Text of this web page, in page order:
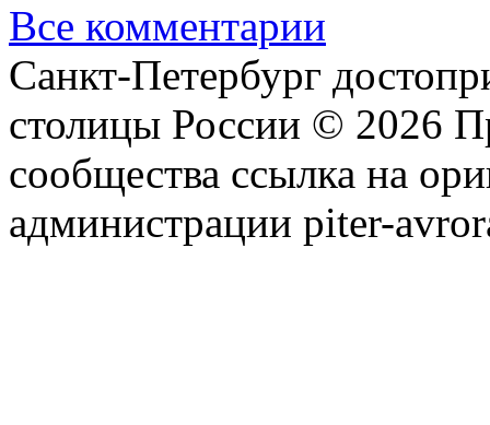
Все комментарии
Санкт-Петербург
столицы России © 2026
сообщества ссылка на
администрации piter-